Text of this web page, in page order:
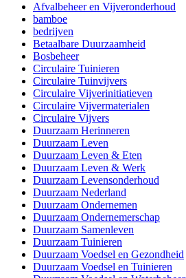
Afvalbeheer en Vijveronderhoud
bamboe
bedrijven
Betaalbare Duurzaamheid
Bosbeheer
Circulaire Tuinieren
Circulaire Tuinvijvers
Circulaire Vijverinitiatieven
Circulaire Vijvermaterialen
Circulaire Vijvers
Duurzaam Herinneren
Duurzaam Leven
Duurzaam Leven & Eten
Duurzaam Leven & Werk
Duurzaam Levensonderhoud
Duurzaam Nederland
Duurzaam Ondernemen
Duurzaam Ondernemerschap
Duurzaam Samenleven
Duurzaam Tuinieren
Duurzaam Voedsel en Gezondheid
Duurzaam Voedsel en Tuinieren